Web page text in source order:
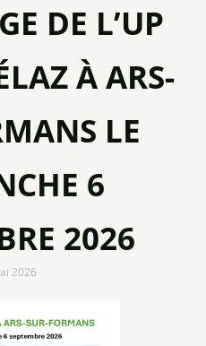
DE L’UP
À ARS-
LE
6
2026
2026